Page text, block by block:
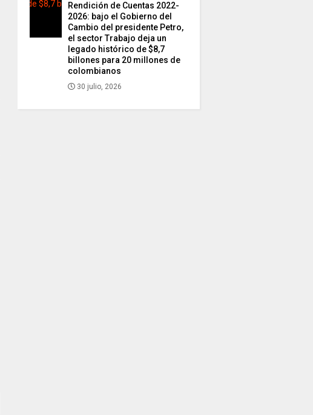
Rendición de Cuentas 2022-
2026: bajo el Gobierno del
Cambio del presidente Petro,
el sector Trabajo deja un
legado histórico de $8,7
billones para 20 millones de
colombianos
30 julio, 2026